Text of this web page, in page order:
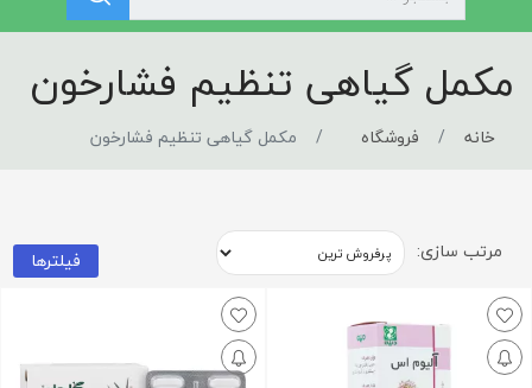
مکمل گیاهی تنظیم فشارخون
خانه فروشگاه مکمل گیاهی تنظیم فشارخون
مرتب سازی: فیلترها